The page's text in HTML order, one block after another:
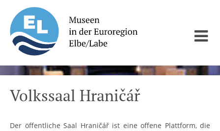
Volkssaal Hraničář
Der öffentliche Saal Hraničář ist eine offene Plattform, die